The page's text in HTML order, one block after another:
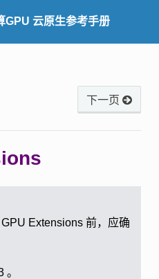
GPU 云原生参考手册
下一页
Extensions 前，应确